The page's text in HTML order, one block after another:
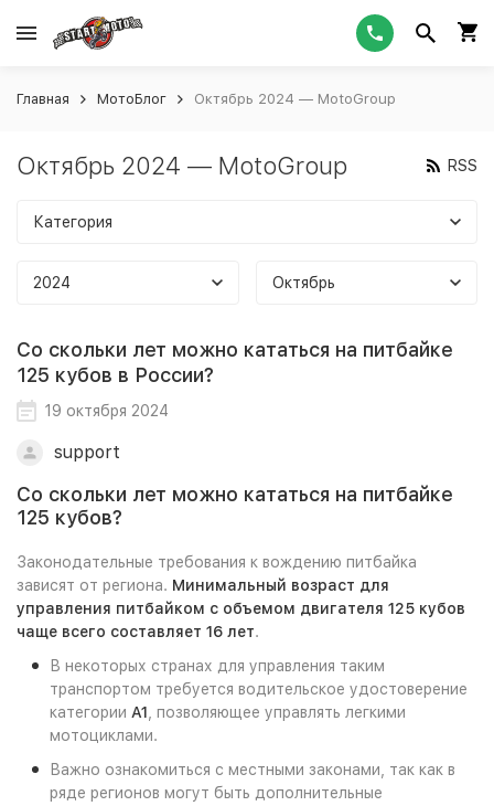
Главная МотоБлог Октябрь 2024 — MotoGroup
Октябрь 2024 — MotoGroup RSS
Категория
2024 Октябрь
Со скольки лет можно кататься на питбайке
125 кубов в России?
19 октября 2024
support
Со скольки лет можно кататься на питбайке
125 кубов?
Законодательные требования к вождению питбайка
зависят от региона. Минимальный возраст для
управления питбайком с объемом двигателя 125 кубов
чаще всего составляет 16 лет.
В некоторых странах для управления таким
транспортом требуется водительское удостоверение
категории A1 , позволяющее управлять легкими
мотоциклами.
Важно ознакомиться с местными законами, так как в
ряде регионов могут быть дополнительные